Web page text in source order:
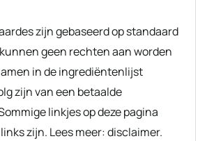
geen rechten aan worden
in de ingrediëntenlijst
zijn van een betaalde
linkjes op deze pagina
zijn. Lees meer: disclaimer.